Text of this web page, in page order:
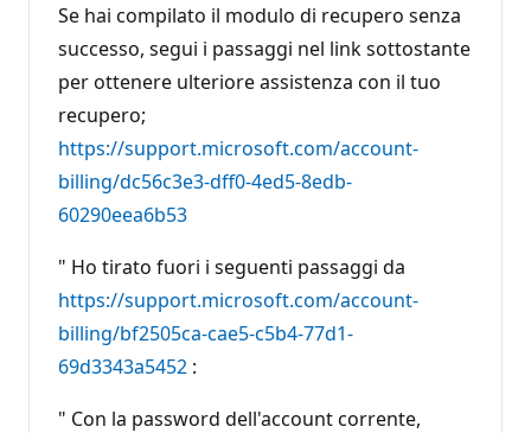
Se hai compilato il modulo di recupero senza
successo, segui i passaggi nel link sottostante
per ottenere ulteriore assistenza con il tuo
recupero;
https://support.microsoft.com/account-
billing/dc56c3e3-dff0-4ed5-8edb-
60290eea6b53
" Ho tirato fuori i seguenti passaggi da
https://support.microsoft.com/account-
billing/bf2505ca-cae5-c5b4-77d1-
69d3343a5452 :
" Con la password dell'account corrente,